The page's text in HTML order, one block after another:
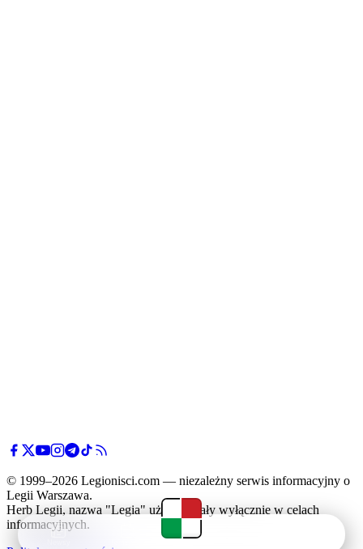
© 1999–2026 Legionisci.com — niezależny serwis informacyjny o
Legii Warszawa.
Herb Legii, nazwa "Legia" użyte zostały wyłącznie w celach
informacyjnych.